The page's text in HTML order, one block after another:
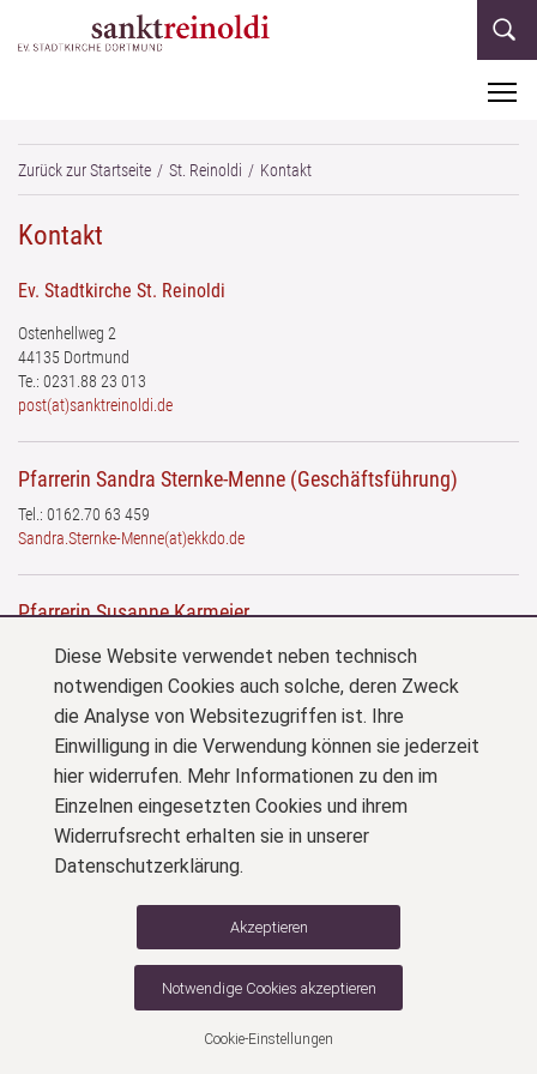
Zurück zur Startseite St. Reinoldi Kontakt
Kontakt
Ev. Stadtkirche St. Reinoldi
Ostenhellweg 2
44135 Dortmund
Te.: 0231.88 23 013
post(at)sanktreinoldi.de
Pfarrerin Sandra Sternke-Menne (Geschäftsführung)
Tel.: 0162.70 63 459
Sandra.Sternke-Menne(at)ekkdo.de
Pfarrerin Susanne Karmeier
Tel.: 0231.91 25 337
Kantor Christian Drengk
drengk(at)sanktreinoldi.de
Diese Website verwendet neben technisch
notwendigen Cookies auch solche, deren Zweck
die Analyse von Websitezugriffen ist. Ihre
Einwilligung in die Verwendung können sie jederzeit
hier widerrufen. Mehr Informationen zu den im
Einzelnen eingesetzten Cookies und ihrem
Widerrufsrecht erhalten sie in unserer
Datenschutzerklärung.
Cookie-Einstellungen